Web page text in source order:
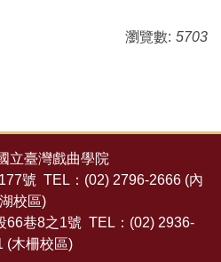
瀏覽數: 5703
立臺灣戲曲學院
號 TEL ： (02) 2796-2666 (內
湖校區)
66巷8之1號 TEL ： (02) 2936-
(木柵校區)